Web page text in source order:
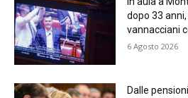
dopo 33
vannacciani
6 Agosto 2026
Dalle